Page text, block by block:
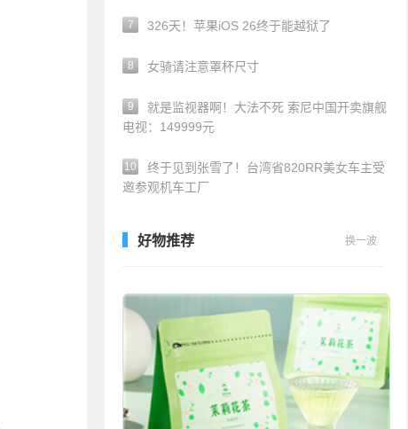
7 326天！苹果iOS 26终于能越狱了
8 女骑请注意罩杯尺寸
9
就是监视器啊！大法不死 索尼中国开卖旗舰
电视：149999元
10
终于见到张雪了！台湾省820RR美女车主受
邀参观机车工厂
好物推荐 换一波